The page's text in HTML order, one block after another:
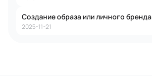
Создание образа или личного бренда
2025-11-21